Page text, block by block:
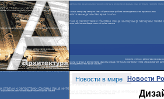
Новости в мире Новости